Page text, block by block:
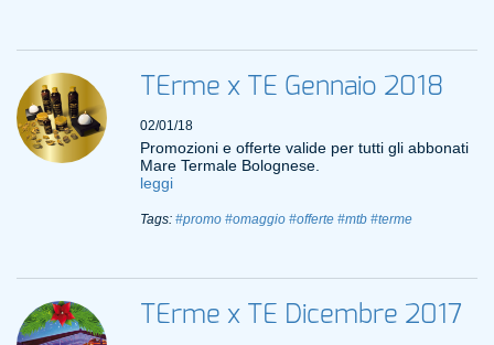
TErme x TE Gennaio 2018
02/01/18
Promozioni e offerte valide per tutti gli abbonati
Mare Termale Bolognese.
leggi
Tags: #promo #omaggio #offerte #mtb #terme
TErme x TE Dicembre 2017